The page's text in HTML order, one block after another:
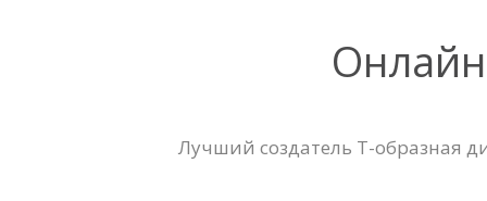
Лучший создатель Т-образная